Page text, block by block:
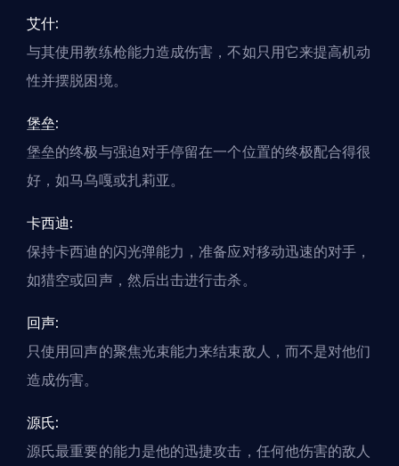
艾什:
与其使用教练枪能力造成伤害，不如只用它来提高机动
性并摆脱困境。
堡垒:
堡垒的终极与强迫对手停留在一个位置的终极配合得很
好，如马乌嘎或扎莉亚。
卡西迪:
保持卡西迪的闪光弹能力，准备应对移动迅速的对手，
如猎空或回声，然后出击进行击杀。
回声:
只使用回声的聚焦光束能力来结束敌人，而不是对他们
造成伤害。
源氏:
源氏最重要的能力是他的迅捷攻击，任何他伤害的敌人